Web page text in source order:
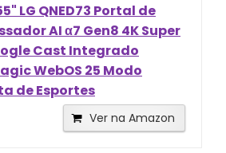
LG QNED73 Portal de
AI α7 Gen8 4K Super
Cast Integrado
WebOS 25 Modo
de Esportes
Ver na Amazon